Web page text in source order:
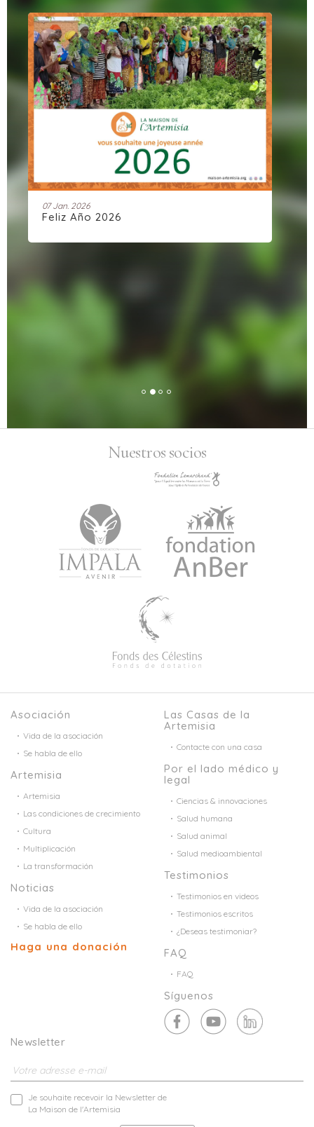
04 Déc. 2025
Artemisia Connect: Una comunidad
Nuestros socios
Asociación
Vida de la asociación
Se habla de ello
Artemisia
Artemisia
Las condiciones de crecimiento
Cultura
Multiplicación
La transformación
Noticias
Vida de la asociación
Se habla de ello
Haga una donación
Las Casas de la
Artemisia
Contacte con una casa
Por el lado médico y
legal
Ciencias & innovaciones
Salud humana
Salud animal
Salud medioambiental
Testimonios
Testimonios en videos
Testimonios escritos
¿Deseas testimoniar?
FAQ
FAQ
Síguenos
Newsletter
Je souhaite recevoir la Newsletter de
La Maison de l'Artemisia